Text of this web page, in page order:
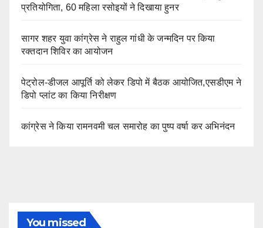
प्रतियोगिता, 60 महिला रसोइयों ने दिखाया हुनर
सागर शहर युवा कांग्रेस ने राहुल गांधी के जन्मदिन पर किया
रक्तदान शिविर का आयोजन
पेट्रोल-डीजल आपूर्ति को लेकर डिपो में बैठक आयोजित,एसडीएम ने
डिपो प्लांट का किया निरीक्षण
कांग्रेस ने किया रामनवमी चल समारोह का पुष्प वर्षा कर अभिनंदन
You missed